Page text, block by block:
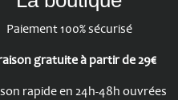
Paiement 100% sécurisé
gratuite à partir de 29€
rapide en 24h-48h ouvrées